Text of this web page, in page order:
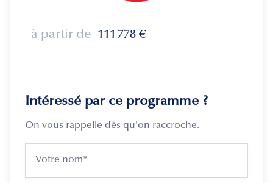
à partir de 111 778 €
Intéressé par ce programme ?
On vous rappelle dès qu'on raccroche.